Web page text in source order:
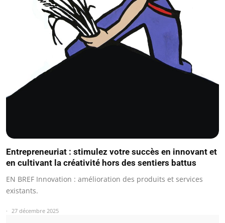
Entrepreneuriat : stimulez votre succès en innovant et
en cultivant la créativité hors des sentiers battus
EN BREF Innovation : amélioration des produits et services
existants.
27 décembre 2025